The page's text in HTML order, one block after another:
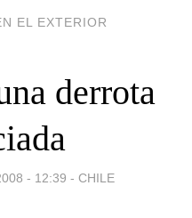
EL EXTERIOR
derrota
- 12:39 - CHILE